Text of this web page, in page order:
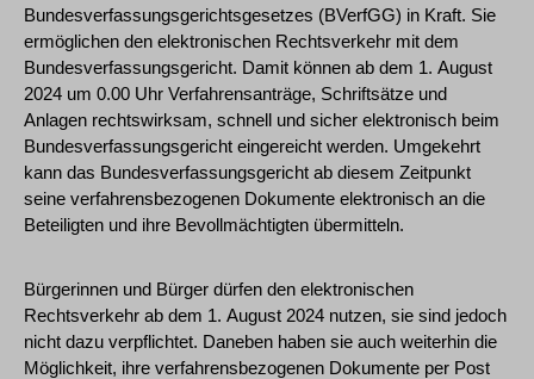
Bundesverfassungsgerichtsgesetzes (BVerfGG) in Kraft. Sie
ermöglichen den elektronischen Rechtsverkehr mit dem
Bundesverfassungsgericht. Damit können ab dem 1. August
2024 um 0.00 Uhr Verfahrensanträge, Schriftsätze und
Anlagen rechtswirksam, schnell und sicher elektronisch beim
Bundesverfassungsgericht eingereicht werden. Umgekehrt
kann das Bundesverfassungsgericht ab diesem Zeitpunkt
seine verfahrensbezogenen Dokumente elektronisch an die
Beteiligten und ihre Bevollmächtigten übermitteln.
Bürgerinnen und Bürger dürfen den elektronischen
Rechtsverkehr ab dem 1. August 2024 nutzen, sie sind jedoch
nicht dazu verpflichtet. Daneben haben sie auch weiterhin die
Möglichkeit, ihre verfahrensbezogenen Dokumente per Post